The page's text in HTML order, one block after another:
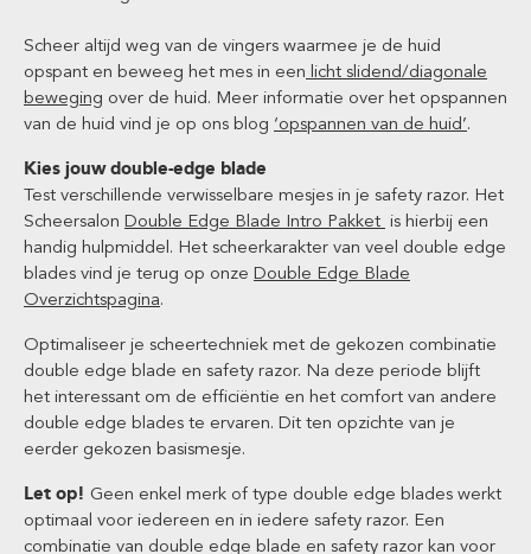
Scheer altijd weg van de vingers waarmee je de huid
opspant en beweeg het mes in een licht slidend/diagonale
beweging over de huid. Meer informatie over het opspannen
van de huid vind je op ons blog ‘opspannen van de huid’.
Kies jouw double-edge blade
Test verschillende verwisselbare mesjes in je safety razor. Het
Scheersalon Double Edge Blade Intro Pakket is hierbij een
handig hulpmiddel. Het scheerkarakter van veel double edge
blades vind je terug op onze Double Edge Blade
Overzichtspagina.
Optimaliseer je scheertechniek met de gekozen combinatie
double edge blade en safety razor. Na deze periode blijft
het interessant om de efficiëntie en het comfort van andere
double edge blades te ervaren. Dit ten opzichte van je
eerder gekozen basismesje.
Let op! Geen enkel merk of type double edge blades werkt
optimaal voor iedereen en in iedere safety razor. Een
combinatie van double edge blade en safety razor kan voor